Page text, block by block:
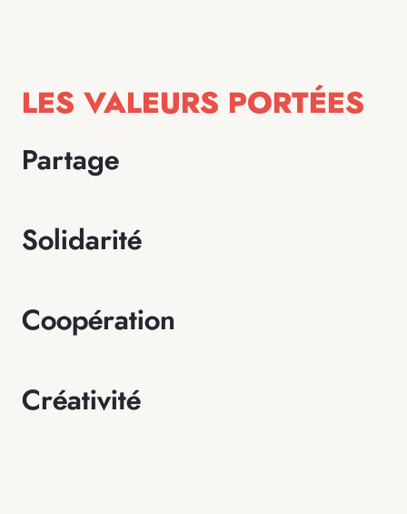
LES VALEURS PORTÉES
Partage
Solidarité
Coopération
Créativité